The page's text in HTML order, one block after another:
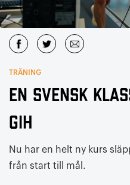
TRÄNING
En Svensk
GIH
Nu har en helt ny kurs
från start till mål.